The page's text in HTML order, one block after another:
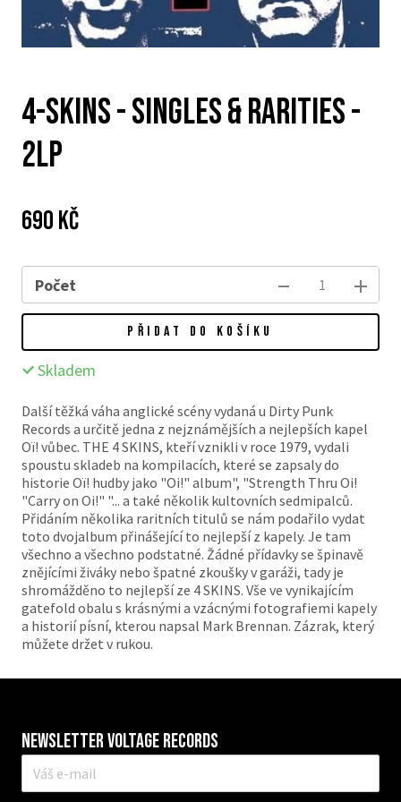
4-skins - Singles & Rarities -
2LP
Cena:
690 Kč
Počet
PŘIDAT DO KOŠÍKU
Skladem
Další těžká váha anglické scény vydaná u Dirty Punk
Records a určitě jedna z nejznámějších a nejlepších kapel
Oï! vůbec. THE 4 SKINS, kteří vznikli v roce 1979, vydali
spoustu skladeb na kompilacích, které se zapsaly do
historie Oï! hudby jako "Oi!" album", "Strength Thru Oi!
"Carry on Oi!" "... a také několik kultovních sedmipalců.
Přidáním několika raritních titulů se nám podařilo vydat
toto dvojalbum přinášející to nejlepší z kapely. Je tam
všechno a všechno podstatné. Žádné přídavky se špinavě
znějícími živáky nebo špatné zkoušky v garáži, tady je
shromážděno to nejlepší ze 4 SKINS. Vše ve vynikajícím
gatefold obalu s krásnými a vzácnými fotografiemi kapely
a historií písní, kterou napsal Mark Brennan. Zázrak, který
můžete držet v rukou.
Newsletter VOLTAGE RECORDS
E-
mail